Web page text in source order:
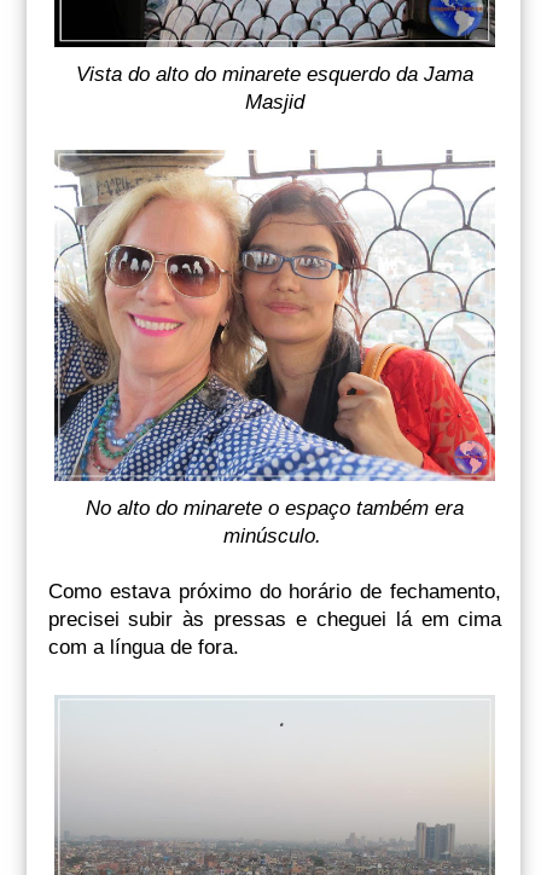
Vista do alto do minarete esquerdo da Jama
Masjid
No alto do minarete o espaço também era
minúsculo.
Como estava próximo do horário de fechamento,
precisei subir às pressas e cheguei lá em cima
com a língua de fora.